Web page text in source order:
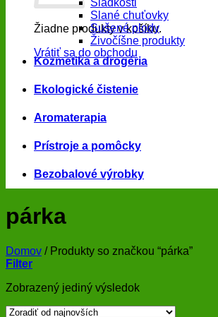
Žiadne produkty v košíku.
Vrátiť sa do obchodu
Sladkosti
Slané chuťovky
Sušené plody
Živočíšne produkty
Kozmetika a drogéria
Ekologické čistenie
Aromaterapia
Prístroje a pomôcky
Bezobalové výrobky
párka
Domov /Produkty so značkou “párka”
Filter
Zobrazený jediný výsledok